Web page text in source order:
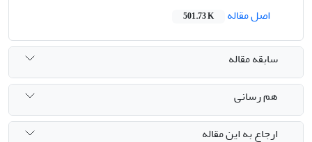
اصل مقاله
501.73 K
سابقه مقاله
هم رسانی
ارجاع به این مقاله